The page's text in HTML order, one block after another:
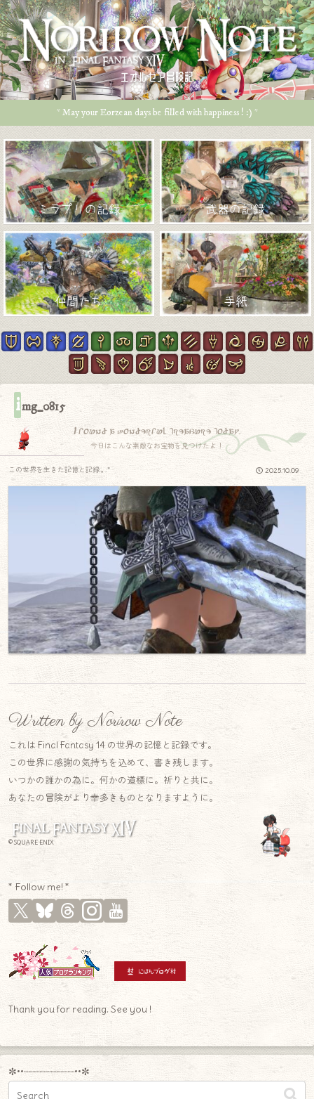
エオルゼア冒険記
* May your Eorzean days be filled with happiness ! :) *
ミラプリの記録 武器の記録
仲間たち 手紙
img_0815
I found a wonderful treasure today.
今日はこんな素敵なお宝物を見つけたよ！
2025.10.09
この世界を生きた記憶と記録.｡.:*
Written by Norirow Note
これは Final Fantasy 14 の世界の記憶と記録です。
この世界に感謝の気持ちを込めて、書き残します。
いつかの誰かの為に。何かの道標に。祈りと共に。
あなたの冒険がより幸多きものとなりますように。
© SQUARE ENIX
* Follow me! *
Thank you for reading. See you !
✼••┈┈┈┈┈┈┈┈┈••✼